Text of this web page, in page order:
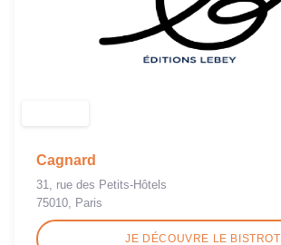
Cagnard
31, rue des Petits-Hôtels
75010, Paris
JE DÉCOUVRE LE BISTROT